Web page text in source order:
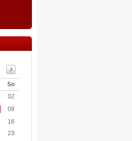
So
02
09
16
23